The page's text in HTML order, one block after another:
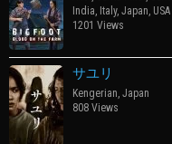
India, Italy, Japan, USA
1201 Views
サユリ
Kengerian, Japan
808 Views